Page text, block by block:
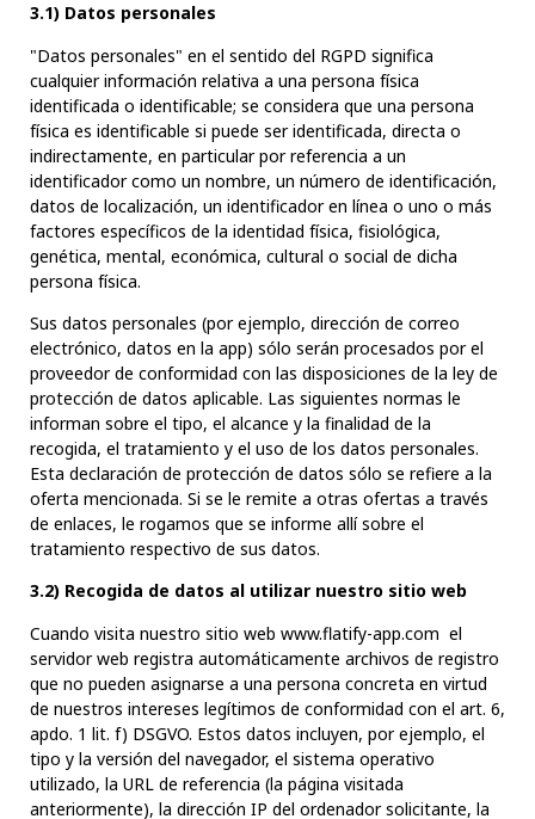
3.1) Datos personales
"Datos personales" en el sentido del RGPD significa
cualquier información relativa a una persona física
identificada o identificable; se considera que una persona
física es identificable si puede ser identificada, directa o
indirectamente, en particular por referencia a un
identificador como un nombre, un número de identificación,
datos de localización, un identificador en línea o uno o más
factores específicos de la identidad física, fisiológica,
genética, mental, económica, cultural o social de dicha
persona física.
Sus datos personales (por ejemplo, dirección de correo
electrónico, datos en la app) sólo serán procesados por el
proveedor de conformidad con las disposiciones de la ley de
protección de datos aplicable. Las siguientes normas le
informan sobre el tipo, el alcance y la finalidad de la
recogida, el tratamiento y el uso de los datos personales.
Esta declaración de protección de datos sólo se refiere a la
oferta mencionada. Si se le remite a otras ofertas a través
de enlaces, le rogamos que se informe allí sobre el
tratamiento respectivo de sus datos.
3.2) Recogida de datos al utilizar nuestro sitio web
Cuando visita nuestro sitio web www.flatify-app.com el
servidor web registra automáticamente archivos de registro
que no pueden asignarse a una persona concreta en virtud
de nuestros intereses legítimos de conformidad con el art. 6,
apdo. 1 lit. f) DSGVO. Estos datos incluyen, por ejemplo, el
tipo y la versión del navegador, el sistema operativo
utilizado, la URL de referencia (la página visitada
anteriormente), la dirección IP del ordenador solicitante, la